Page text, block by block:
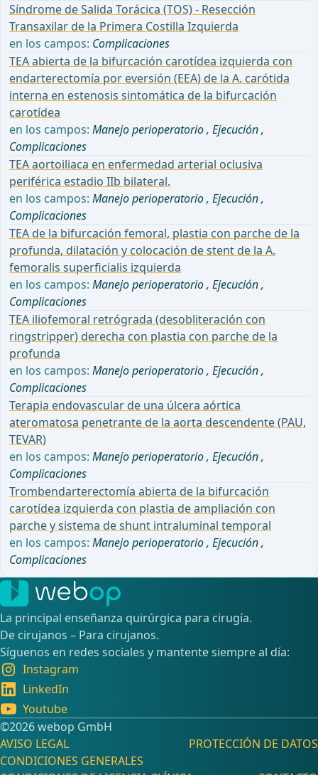
Síndrome de Salida Torácica (TOS) - Resección
Transaxilar de la Primera Costilla Izquierda
en los campos: Complicaciones
TEA abierta de la bifurcación carotídea izquierda con
endarterectomía por eversión (EEA) de la A. carótida
interna en estenosis sintomática de la bifurcación
carotídea
en los campos:Manejo perioperatorio,Ejecución,
Complicaciones
TEA aortoiliaca en enfermedad arterial oclusiva
periférica estadio IIb bilateral.
en los campos:Manejo perioperatorio,Ejecución,
Complicaciones
TEA de la bifurcación femoral, plastia con parche de la
profunda, dilatación y colocación de stent de la A.
femoralis superficialis izquierda
en los campos:Manejo perioperatorio,Ejecución,
Complicaciones
TEA iliofemoral retrógrada (desobliteración con
ringstripper) derecha con plastia con parche de la
profunda
en los campos:Manejo perioperatorio,Ejecución,
Complicaciones
Terapia endovascular de una úlcera aórtica
ateromatosa penetrante de la aorta descendente (PAU,
TEVAR)
en los campos:Manejo perioperatorio,Ejecución,
Complicaciones
Trombendarterectomía abierta de la bifurcación
carotídea izquierda con plastia de ampliación con
parche y sistema de shunt intraluminal temporal
en los campos:Manejo perioperatorio,Ejecución,
Complicaciones
La principal enseñanza quirúrgica para cirugía.
De cirujanos – Para cirujanos.
Síguenos en redes sociales y mantente siempre al día:
Instagram
LinkedIn
Youtube
©️2026 webop GmbH
AVISO LEGAL
PROTECCIÓN DE DATOS
CONDICIONES GENERALES